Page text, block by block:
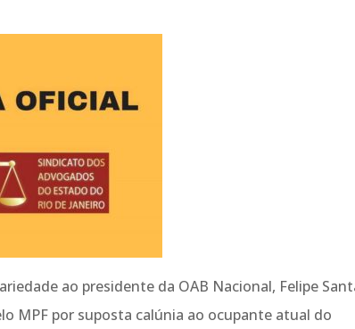
ao presidente da OAB Nacional, Felipe
MPF por suposta calúnia ao ocupante atual do